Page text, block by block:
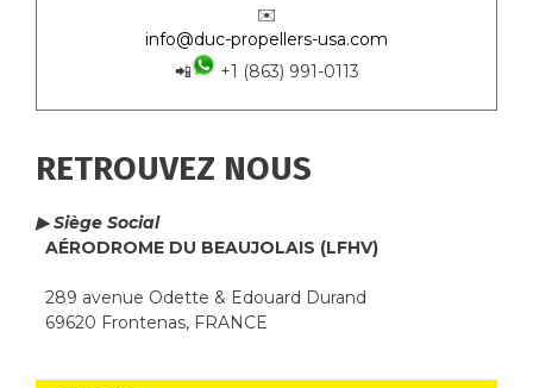
✉️
info@duc-propellers-usa.com
📲
+1 (863) 991-0113
RETROUVEZ NOUS
▶ Siège Social
AÉRODROME DU BEAUJOLAIS (LFHV)
289 avenue Odette & Edouard Durand
69620 Frontenas, FRANCE